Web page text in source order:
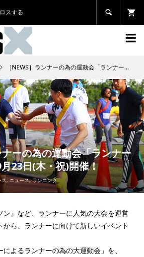
スする 

［NEWS］ランナーの為の運動会「ランナーズ 大運動会」9月23日(木・祝)開催！
ーの為の運動会「ランナー
23日(木・祝)開催！
ス, ニュース,ランニング
ン』など、ランナーに人気の大会を運営
ら、ランナーに向けて新しいイベント
によるランナーの為の大運動会」を、